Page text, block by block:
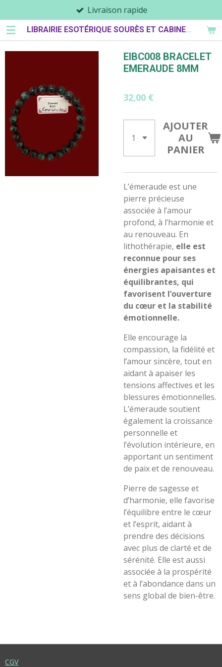
au
contenu
LIBRAIRIE ESOTÉRIQUE SOURÈS ET CABINET DE PARASPYCHOLOGIE
Livraison rapide
EIBC008 BRACELET
EMERAUDE 8MM
32,00 €
AJOUTER
AU
PANIER
L’émeraude est une
pierre précieuse
associée à l’amour
profond, à l’harmonie et
au renouveau. En
lithothérapie, elle est
reconnue pour ses
énergies apaisantes et
équilibrantes, qui
favorisent l’ouverture
du cœur et la stabilité
émotionnelle.
Elle encourage la
compassion, la fidélité et
l’amour sincère, tout en
aidant à apaiser les
tensions affectives et les
blessures émotionnelles.
L’émeraude soutient
également la croissance
personnelle et
l’évolution intérieure, en
apportant un sentiment
de paix et de renouveau.
Pierre de sagesse et
d’harmonie, elle favorise
l’équilibre entre le cœur
et l’esprit, aidant à
prendre des décisions
avec plus de clarté et de
sérénité. Elle est aussi
associée à la prospérité
et à l’abondance dans un
sens global de bien-être.
CGV